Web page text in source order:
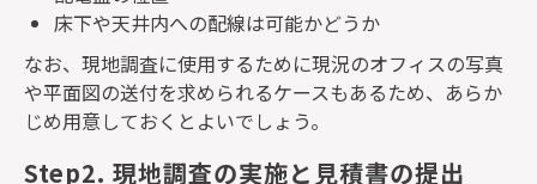
床下や天井内への配線は可能かどうか
なお、現地調査に使用するために現況のオフィスの写真
や平面図の送付を求められるケースもあるため、あらか
じめ用意しておくとよいでしょう。
Step2. 現地調査の実施と見積書の提出